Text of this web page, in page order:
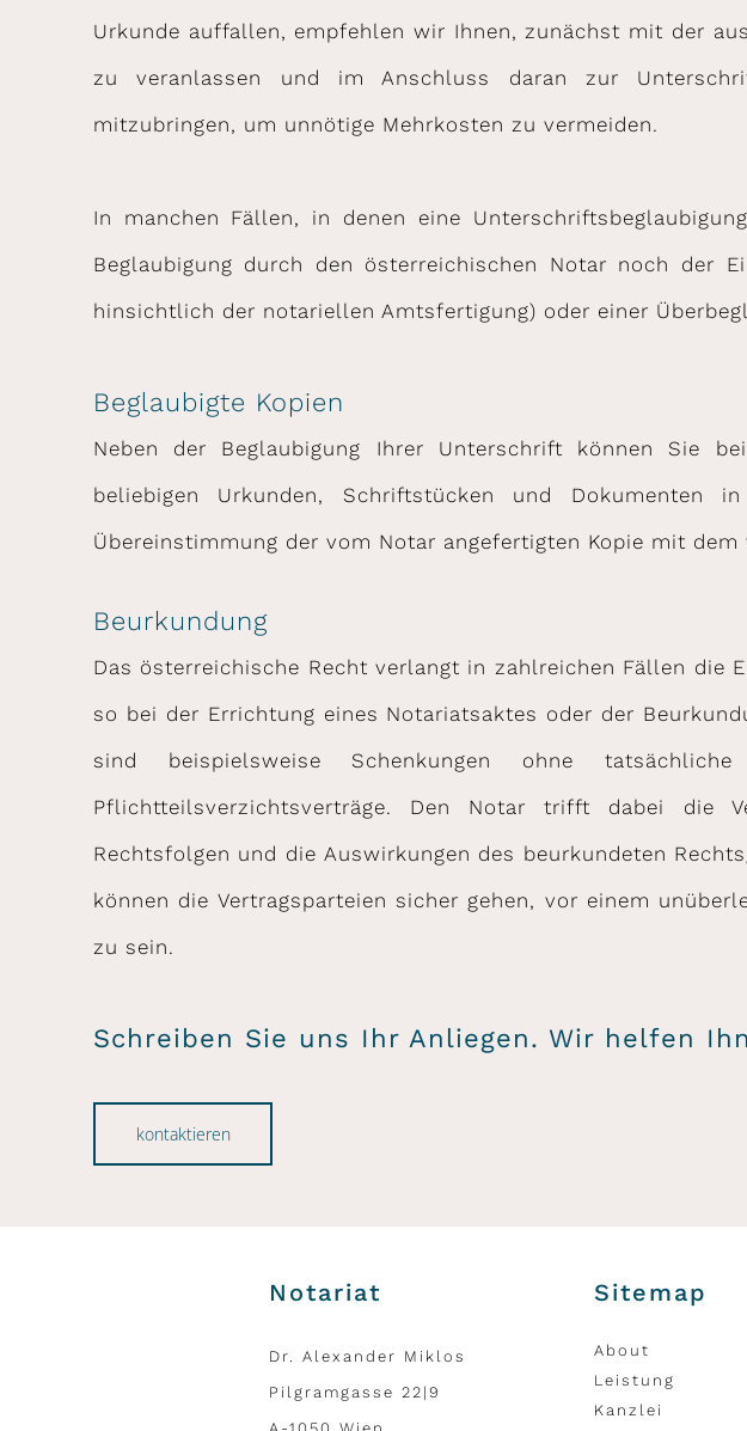
Urkunde auffallen, empfehlen wir Ihnen, zunächst mit der
zu veranlassen und im Anschluss daran zur
mitzubringen, um unnötige Mehrkosten zu vermeiden.
In manchen Fällen, in denen eine
Beglaubigung durch den österreichischen Notar noch der
hinsichtlich der notariellen Amtsfertigung) oder einer
Beglaubigte Kopien
Neben der Beglaubigung Ihrer Unterschrift können Sie
beliebigen Urkunden, Schriftstücken und Dokumenten
Übereinstimmung der vom Notar angefertigten Kopie mit
Beurkundung
Das österreichische Recht verlangt in zahlreichen Fällen
so bei der Errichtung eines Notariatsaktes oder der
sind beispielsweise Schenkungen ohne
Pflichtteilsverzichtsverträge. Den Notar trifft dabei die
Rechtsfolgen und die Auswirkungen des beurkundeten
können die Vertragsparteien sicher gehen, vor einem
zu sein.
Schreiben Sie uns Ihr Anliegen. Wir helfen
kontaktieren
Notariat
Dr. Alexander Miklos
Pilgramgasse 22|9
Sitemap
About
Leistung
Kanzlei